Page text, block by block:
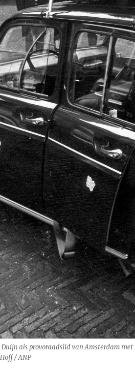
Duijn als provoraadslid van Amsterdam
/ ANP